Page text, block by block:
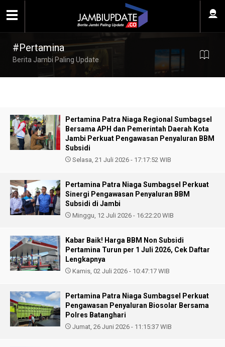
#Pertamina
Berita Jambi Paling Update
Pertamina Patra Niaga Regional Sumbagsel
Bersama APH dan Pemerintah Daerah Kota
Jambi Perkuat Pengawasan Penyaluran BBM
Subsidi
Selasa, 21 Juli 2026 - 17:17:52 WIB
Pertamina Patra Niaga Sumbagsel Perkuat
Sinergi Pengawasan Penyaluran BBM
Subsidi di Jambi
Minggu, 12 Juli 2026 - 16:22:20 WIB
Kabar Baik! Harga BBM Non Subsidi
Pertamina Turun per 1 Juli 2026, Cek Daftar
Lengkapnya
Kamis, 02 Juli 2026 - 10:47:17 WIB
Pertamina Patra Niaga Sumbagsel Perkuat
Pengawasan Penyaluran Biosolar Bersama
Polres Batanghari
Jumat, 26 Juni 2026 - 11:15:37 WIB